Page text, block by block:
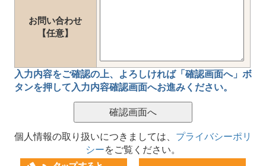
お問い合わせ
【任意】
入力内容をご確認の上、
よろしければ「確認画面へ」ボ
タンを押して 入力内容確認画面へお進みください。
個人情報の取り扱いにつきましては、 プライバシーポリ
シーをご覧ください。